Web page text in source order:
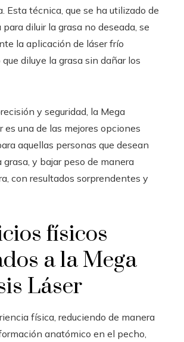
Esta técnica, que se ha utilizado de
diluir la grasa no deseada, se
la aplicación de láser frío
diluye la grasa sin dañar los
y seguridad, la Mega
es una de las mejores opciones
aquellas personas que desean
grasa, y bajar peso de manera
con resultados sorprendentes y
físicos
a la Mega
Láser
física, reduciendo de manera
anatómico en el pecho,